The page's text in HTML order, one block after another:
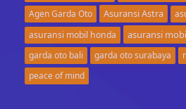
Agen Garda Oto
Asuransi Astra
asuransi mobil honda
asuransi
garda oto bali garda oto surabaya
peace of mind